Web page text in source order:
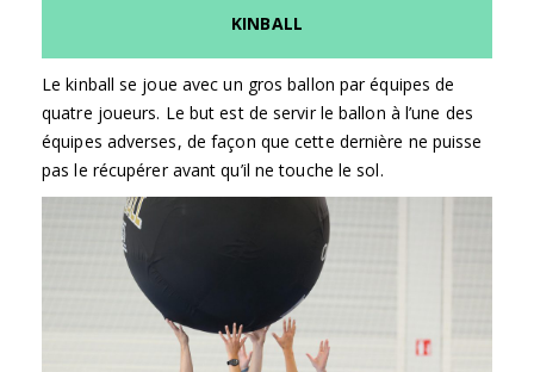
KINBALL
Le kinball se joue avec un gros ballon par équipes de
quatre joueurs. Le but est de servir le ballon à l’une des
équipes adverses, de façon que cette dernière ne puisse
pas le récupérer avant qu’il ne touche le sol.